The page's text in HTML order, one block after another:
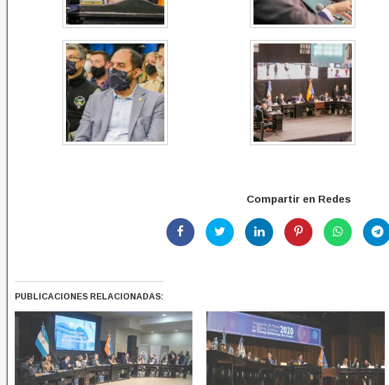
Compartir en Redes
PUBLICACIONES RELACIONADAS: